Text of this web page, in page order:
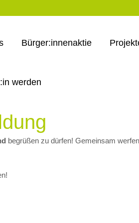
Bürger:innenaktie
werden
begrüßen zu dürfen! Gemeinsam